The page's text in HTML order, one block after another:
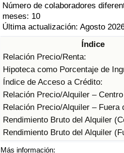
Número de colaboradores
meses: 10
Última actualización: Agosto
Índice
Relación Precio/Renta:
Hipoteca como Porcentaje de
Índice de Acceso a Crédito:
Relación Precio/Alquiler –
Relación Precio/Alquiler – Fuera
Rendimiento Bruto del Alquiler
Rendimiento Bruto del Alquiler
Más información:
Índice de Sanidad
Índice de Sanidad por País
Índice de contaminación
Índice de Contaminación por